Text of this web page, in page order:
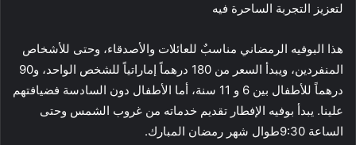
لتعزيز التجربة الساحرة فيه
هذا البوفيه الرمضاني مناسبٌ للعائلات والأصدقاء، وحتى للأشخاص
المنفردين، ويبدأ السعر من 180 درهماً إماراتياً للشخص الواحد، و90
درهماً للأطفال بين 6 و 11 سنة، أما الأطفال دون السادسة فضيافتهم
علينا. يبدأ بوفيه الإفطار تقديم خدماته من غروب الشمس وحتى
الساعة 9:30طوال شهر رمضان المبارك.